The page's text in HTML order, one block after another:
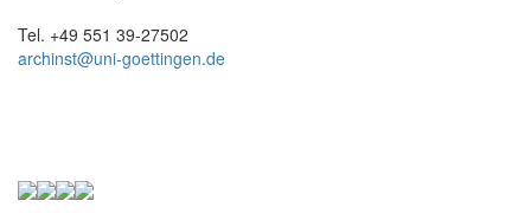
Tel. +49 551 39-27502
archinst@uni-goettingen.de